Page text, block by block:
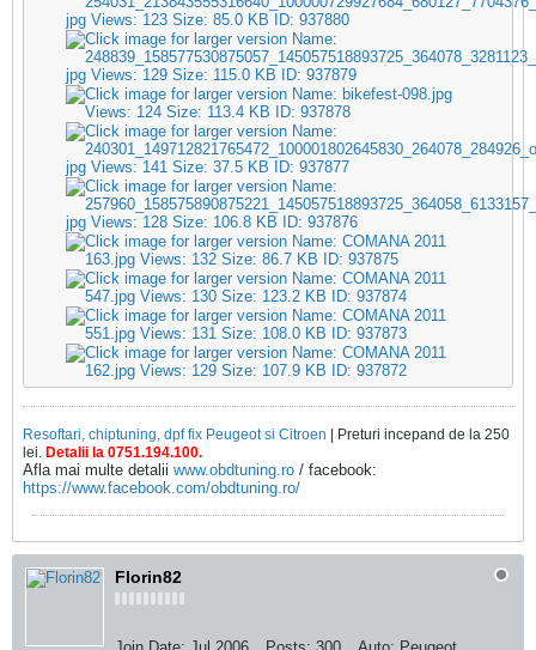
Resoftari, chiptuning, dpf fix Peugeot si Citroen | Preturi incepand de la 250
lei. Detalii la 0751.194.100.
Afla mai multe detalii www.obdtuning.ro / facebook:
https://www.facebook.com/obdtuning.ro/
Florin82